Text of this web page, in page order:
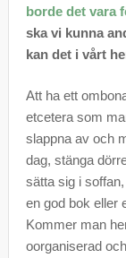
borde det vara
ska vi kunna
kan det i vårt
Att ha ett
etcetera som
slappna av och
dag, stänga
sätta sig i
en god bok eller
Kommer man
oorganiserad